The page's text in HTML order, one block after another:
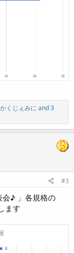
くじぇみに and 3
#3
会♪ 」各規格の
ます